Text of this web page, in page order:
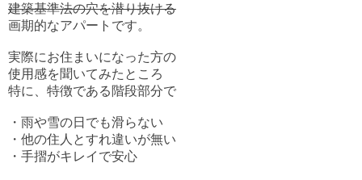
建築基準法の穴を潜り抜ける
画期的なアパートです。
実際にお住まいになった方の
使用感を聞いてみたところ
特に、特徴である階段部分で
・雨や雪の日でも滑らない
・他の住人とすれ違いが無い
・手摺がキレイで安心